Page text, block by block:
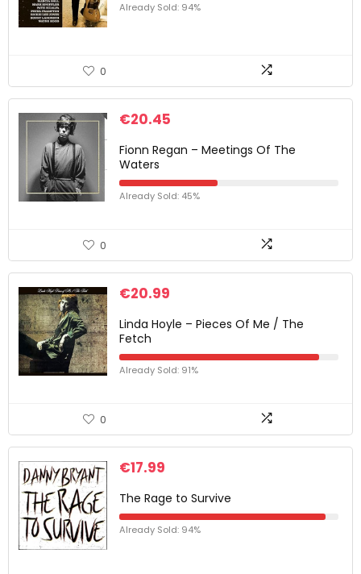
Already Sold: 94%
0
€20.45
Fionn Regan – Meetings Of The
Waters
Already Sold: 45%
0
€20.99
Linda Hoyle – Pieces Of Me / The
Fetch
Already Sold: 91%
0
€17.99
The Rage to Survive
Already Sold: 94%